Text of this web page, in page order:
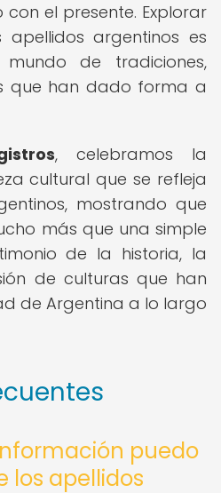
el presente. Explorar
argentinos es
de tradiciones,
que han dado forma a
, celebramos la
cultural que se refleja
mostrando que
más que una simple
de la historia, la
de culturas que han
de Argentina a lo largo
puedo
los apellidos